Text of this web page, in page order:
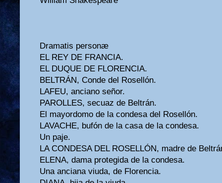
Dramatis personæ
EL REY DE FRANCIA.
EL DUQUE DE FLORENCIA.
BELTRÁN, Conde del Rosellón.
LAFEU, anciano señor.
PAROLLES, secuaz de Beltrán.
El mayordomo de la condesa del Rosellón.
LAVACHE, bufón de la casa de la condesa.
Un paje.
LA CONDESA DEL ROSELLÓN, madre de
ELENA, dama protegida de la condesa.
Una anciana viuda, de Florencia.